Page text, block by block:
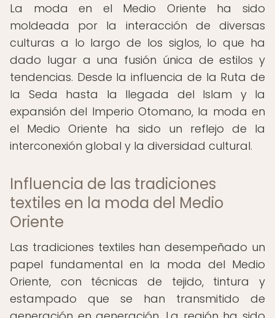
La moda en el Medio Oriente ha sido
moldeada por la interacción de diversas
culturas a lo largo de los siglos, lo que ha
dado lugar a una fusión única de estilos y
tendencias. Desde la influencia de la Ruta de
la Seda hasta la llegada del Islam y la
expansión del Imperio Otomano, la moda en
el Medio Oriente ha sido un reflejo de la
interconexión global y la diversidad cultural.
Influencia de las tradiciones
textiles en la moda del Medio
Oriente
Las tradiciones textiles han desempeñado un
papel fundamental en la moda del Medio
Oriente, con técnicas de tejido, tintura y
estampado que se han transmitido de